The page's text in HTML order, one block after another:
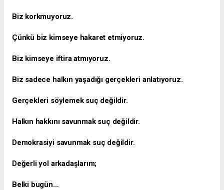
Biz korkmuyoruz.
Çünkü biz kimseye hakaret etmiyoruz.
Biz kimseye iftira atmıyoruz.
Biz sadece halkın yaşadığı gerçekleri anlatıyoruz.
Gerçekleri söylemek suç değildir.
Halkın hakkını savunmak suç değildir.
Demokrasiyi savunmak suç değildir.
Değerli yol arkadaşlarım;
Belki bugün…